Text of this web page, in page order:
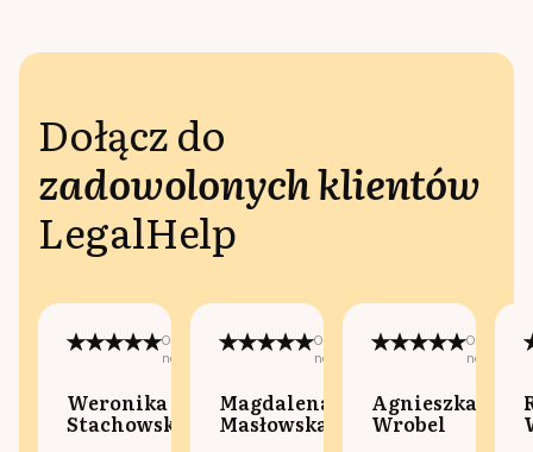
Dołącz do
zadowolonych klientów
LegalHelp
Opublikowano
na:
Weronika
Stachowska
Opublikowano
na:
Magdalena
Masłowska
na:
Agnieszka
Wrobel